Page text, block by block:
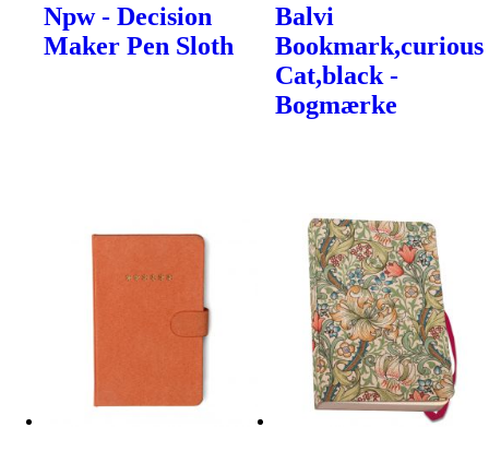
Npw - Decision
Maker Pen Sloth
Balvi
Bookmark,curious
Cat,black -
Bogmærke